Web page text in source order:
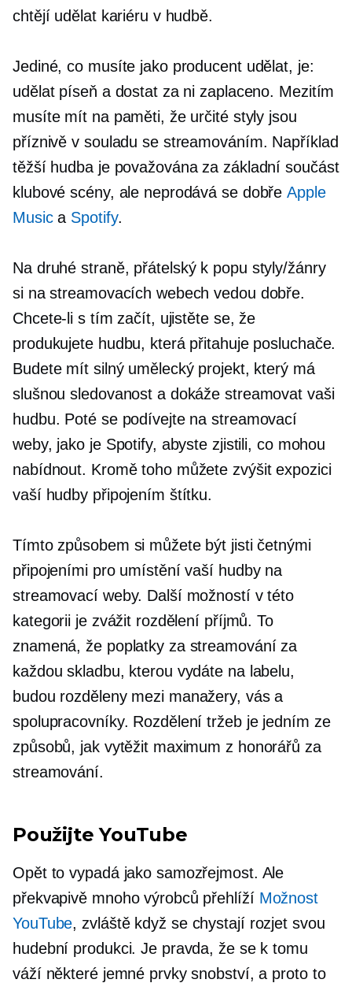
chtějí udělat kariéru v hudbě.
Jediné, co musíte jako producent udělat, je:
udělat píseň a dostat za ni zaplaceno. Mezitím
musíte mít na paměti, že určité styly jsou
příznivě v souladu se streamováním. Například
těžší hudba je považována za základní součást
klubové scény, ale neprodává se dobřeApple
Musica Spotify.
Na druhé straně, přátelský k popu styly/žánry
si na streamovacích webech vedou dobře.
Chcete-li s tím začít, ujistěte se, že
produkujete hudbu, která přitahuje posluchače.
Budete mít silný umělecký projekt, který má
slušnou sledovanost a dokáže streamovat vaši
hudbu. Poté se podívejte na streamovací
weby, jako je Spotify, abyste zjistili, co mohou
nabídnout. Kromě toho můžete zvýšit expozici
vaší hudby připojením štítku.
Tímto způsobem si můžete být jisti četnými
připojeními pro umístění vaší hudby na
streamovací weby. Další možností v této
kategorii je zvážit rozdělení příjmů. To
znamená, že poplatky za streamování za
každou skladbu, kterou vydáte na labelu,
budou rozděleny mezi manažery, vás a
spolupracovníky. Rozdělení tržeb je jedním ze
způsobů, jak vytěžit maximum z honorářů za
streamování.
Použijte YouTube
Opět to vypadá jako samozřejmost. Ale
překvapivě mnoho výrobců přehlíží Možnost
YouTube, zvláště když se chystají rozjet svou
hudební produkci. Je pravda, že se k tomu
váží některé jemné prvky snobství, a proto to